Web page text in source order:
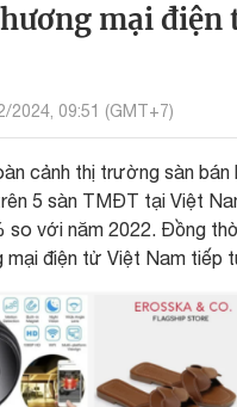
mại điện
2024, 09:51 (GMT+7)
cảnh thị trường sàn
5 sàn TMĐT tại Việt
so với năm 2022. Đồng
mại điện tử Việt Nam tiếp